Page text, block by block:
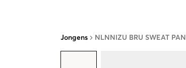
Jongens NLNNIZU BRU SWEAT